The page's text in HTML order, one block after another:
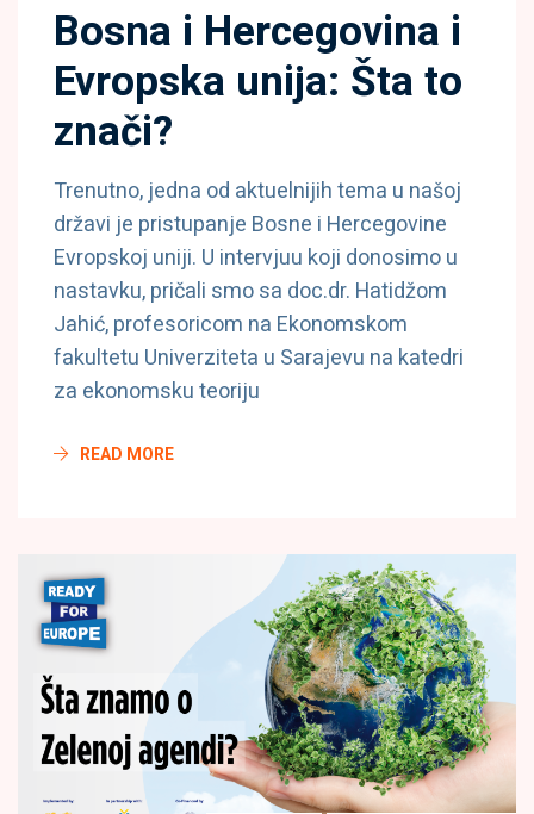
Bosna i Hercegovina i
Evropska unija: Šta to
znači?
Trenutno, jedna od aktuelnijih tema u našoj
državi je pristupanje Bosne i Hercegovine
Evropskoj uniji. U intervjuu koji donosimo u
nastavku, pričali smo sa doc.dr. Hatidžom
Jahić, profesoricom na Ekonomskom
fakultetu Univerziteta u Sarajevu na katedri
za ekonomsku teoriju
READ MORE